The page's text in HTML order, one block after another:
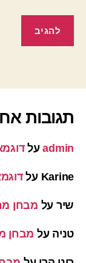
תגובות
adminעל
Karine על
שיר על מבחן
טניה על מבחן